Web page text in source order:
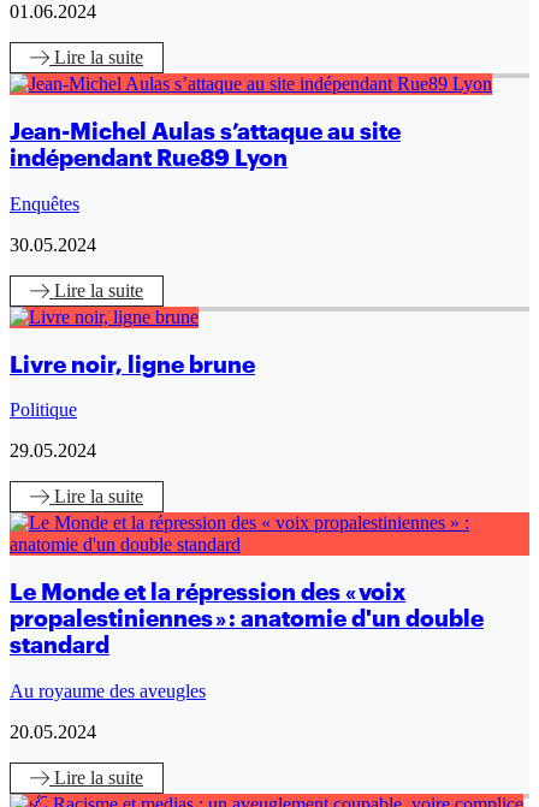
01.06.2024
Lire la suite
Jean-Michel Aulas s’attaque au site
indépendant Rue89 Lyon
Enquêtes
30.05.2024
Lire la suite
Livre noir, ligne brune
Politique
29.05.2024
Lire la suite
Le Monde et la répression des « voix
propalestiniennes » : anatomie d'un double
standard
Au royaume des aveugles
20.05.2024
Lire la suite